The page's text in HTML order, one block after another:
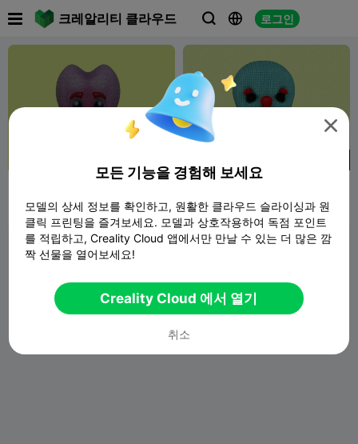
크레알리티 클라우드   로그인
 
Heart ❤️ face cute knitted
Cadfilez  3
Cute knitted octopus
Cadfilez 

모든 기능을 경험해 보세요
모델의 상세 정보를 확인하고, 원활한 클라우드 슬라이싱과 원
클릭 프린팅을 즐겨보세요. 모델과 상호작용하여 독점 포인트
를 적립하고, Creality Cloud 앱에서만 만날 수 있는 더 많은 깜
짝 선물을 열어보세요!
Creality Cloud 에서 열기
취소